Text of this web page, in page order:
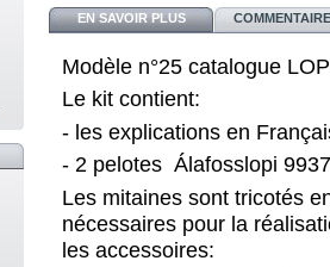
EN SAVOIR PLUS
Modèle n°25 catalogue
Le kit contient:
- les explications en
- 2 pelotes Álafosslopi
Les mitaines sont tricotés
nécessaires pour la
les accessoires: